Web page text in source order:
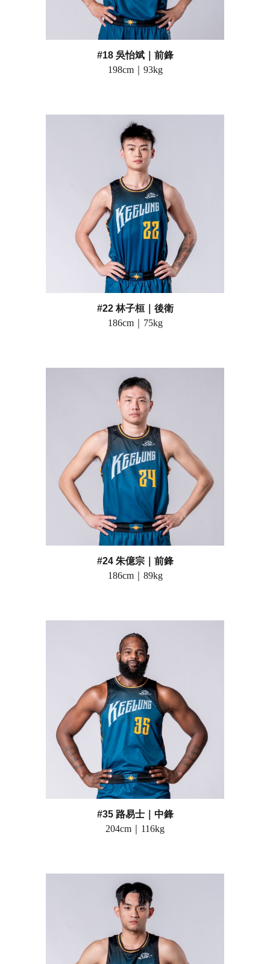
#18 吳怡斌｜前鋒
198cm｜ 93kg
#22 林子桓｜ 後衛
186cm｜ 75kg
#24 朱億宗｜前鋒
186cm｜ 89kg
#35 路易士｜ 中鋒
204cm｜ 116kg